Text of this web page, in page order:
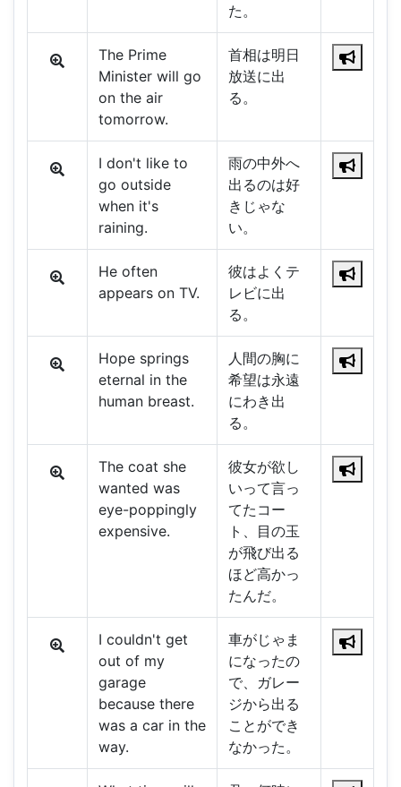
た。
The Prime
Minister will go
on the air
tomorrow.
首相は明日
放送に出
る。
I don't like to
go outside
when it's
raining.
雨の中外へ
出るのは好
きじゃな
い。
He often
appears on TV.
彼はよくテ
レビに出
る。
Hope springs
eternal in the
human breast.
人間の胸に
希望は永遠
にわき出
る。
The coat she
wanted was
eye-poppingly
expensive.
彼女が欲し
いって言っ
てたコー
ト、目の玉
が飛び出る
ほど高かっ
たんだ。
I couldn't get
out of my
garage
because there
was a car in the
way.
車がじゃま
になったの
で、ガレー
ジから出る
ことができ
なかった。